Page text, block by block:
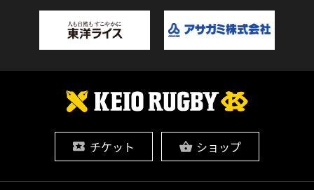
チケット ショップ